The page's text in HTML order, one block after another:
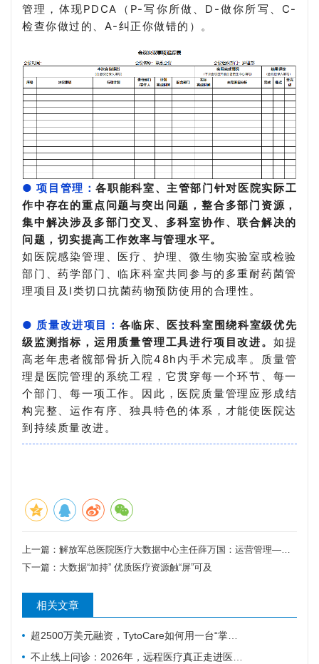
管理，体现PDCA（P-写你所做、D-做你所写、C-
检查你做过的、A-纠正你做错的）。
● 项目管理：各职能科室、主管部门针对医院实际工
作中存在的重点问题与突出问题，整合多部门资源，
集中解决涉及多部门交叉、多科室协作、联合解决的
问题，切实提高工作效率与管理水平。
如医院感染管理、医疗、护理、微生物实验室或检验
部门、药学部门、临床科室共同参与的多重耐药菌管
理项目及Ⅰ类切口抗菌药物预防使用的合理性。
● 质量改进项目： 各临床、医技科室围绕科室级优先
级监测指标，运用质量管理工具进行项目改进。 如提
高老年患者髋部骨折入院48h内手术完成率。
质量管
理是医院管理的系统工程，它贯穿每一个环节、每一
个部门、每一项工作。 因此，医院质量管理应形成结
构完整、运作有序、独具特色的体系，才能使医院达
到持续质量改进。
上一篇： 解放军总医院医疗大数据中心主任薛万国：运营管理——医院信息化的新轮回
下一篇： 大数据“加持” 优质医疗资源触“屏”可及
相关文章
超2500万美元融资，TytoCare如何用一台“掌上诊室”重塑远程医疗
不止线上问诊：2026年，远程医疗真正走进医疗主赛道